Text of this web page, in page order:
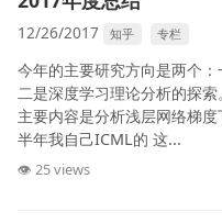
12/26/2017 知乎 专栏
今年的主要研究方向是两个
二是深度学习理论分析的探
主要内容是分析浅层网络梯
半年我自己ICML的 这...
👁 25 views